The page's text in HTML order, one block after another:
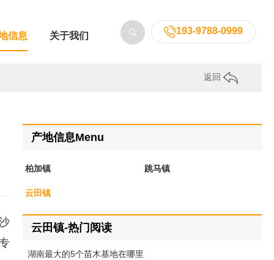
193-9788-0999
信息 关于我们
返回
产地信息Menu
柏加镇 跳马镇
云田镇
云田镇-热门阅读
湖南最大的5个苗木基地在哪里